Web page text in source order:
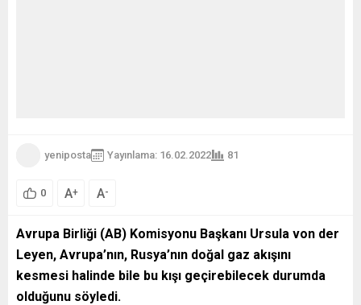
yeniposta Yayınlama: 16.02.2022 81
0 A+ A-
Avrupa Birliği (AB) Komisyonu Başkanı Ursula von der
Leyen, Avrupa’nın, Rusya’nın doğal gaz akışını
kesmesi halinde bile bu kışı geçirebilecek durumda
olduğunu söyledi.